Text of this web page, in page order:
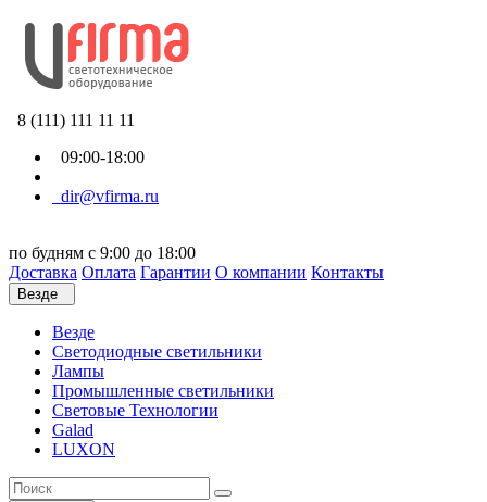
8 (111) 111 11 11
09:00-18:00
dir@vfirma.ru
по будням с 9:00 до 18:00
Доставка Оплата Гарантии О компании Контакты
Везде
Везде
Cветодиодные светильники
Лампы
Промышленные светильники
Световые Технологии
Galad
LUXON